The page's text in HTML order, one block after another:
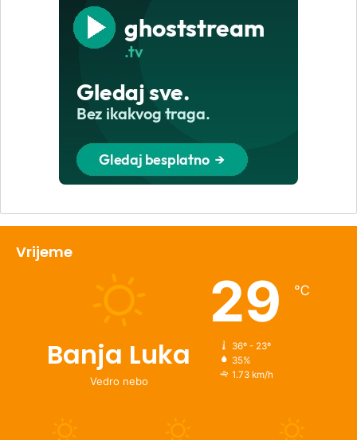
Vrijeme
Banja Luka
Vedro nebo
29 ℃
36º - 23º
35%
1.73 km/h